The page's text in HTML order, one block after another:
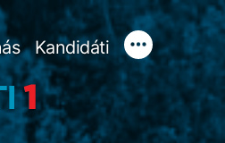
1
Kandidáti